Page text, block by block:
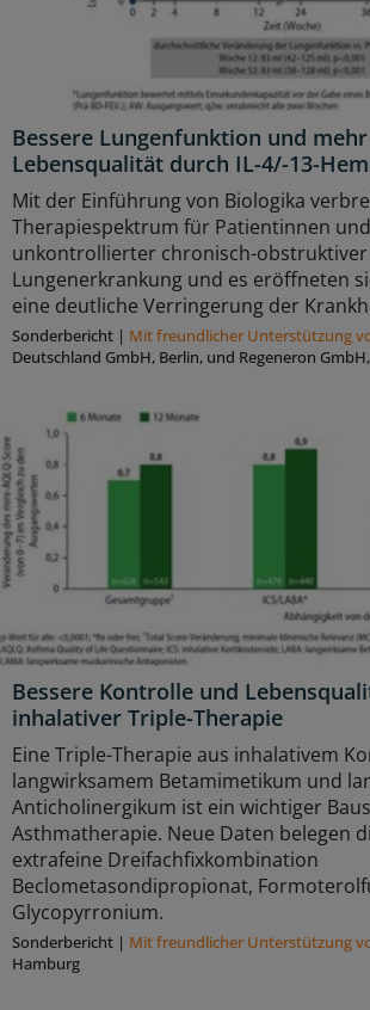
Bessere Lungenfunktion und mehr
Lebensqualität durch IL-4/-13-
Mit der Einführung von Biologika
Therapiespektrum für Patientinnen
unkontrollierter chronisch-obstruktiver
Lungenerkrankung und es eröffneten
eine deutliche Verringerung der
Sonderbericht | Mit freundlicher Unterstützung
Deutschland GmbH, Berlin, und Regeneron
Bessere Kontrolle und
inhalativer Triple-Therapie
Eine Triple-Therapie aus inhalativem
langwirksamem Betamimetikum und
Anticholinergikum ist ein wichtiger
Asthmatherapie. Neue Daten belegen
extrafeine Dreifachfixkombination
Beclometasondipropionat,
Glycopyrronium.
Sonderbericht | Mit freundlicher Unterstützung
Hamburg